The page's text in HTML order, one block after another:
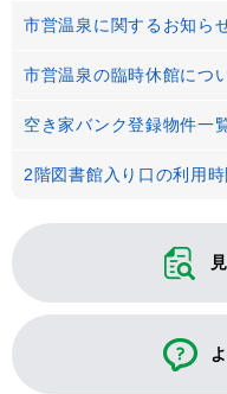
市営温泉に関するお知ら
市営温泉の臨時休館につ
空き家バンク登録物件一
2階図書館入り口の利用